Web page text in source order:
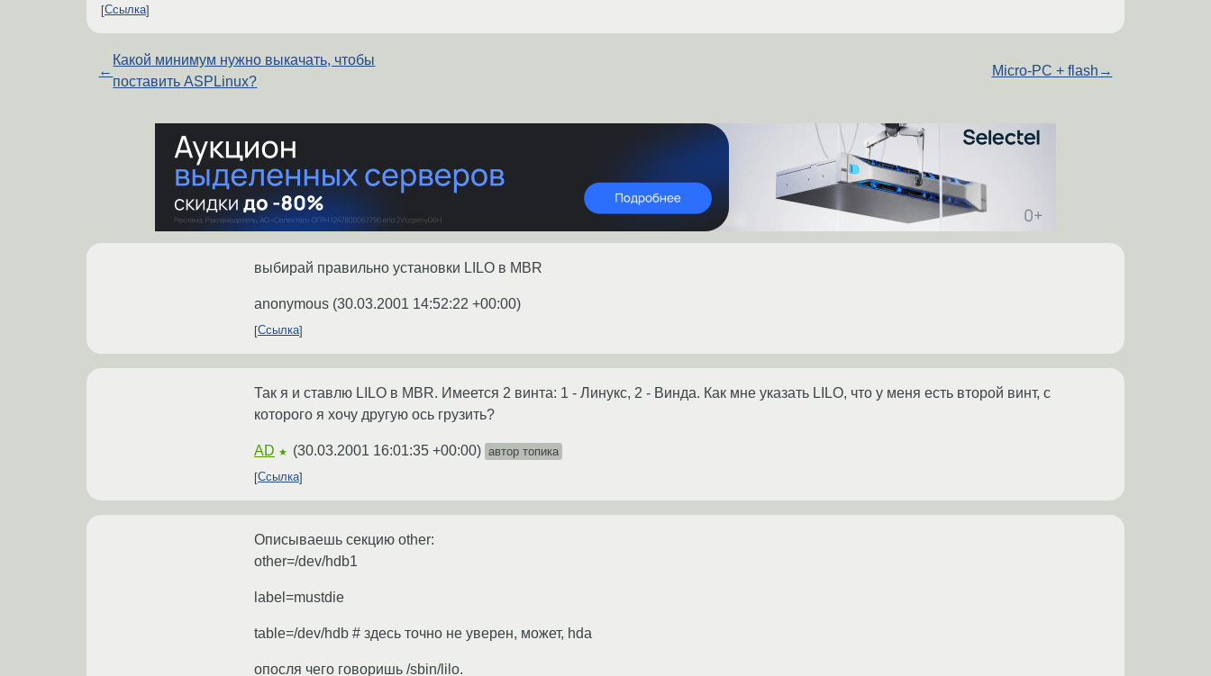
Ссылка
←
Какой минимум нужно выкачать, чтобы
поставить ASPLinux?
Micro-PC + flash →
выбирай правильно установки LILO в MBR
anonymous (30.03.2001 14:52:22 +00:00)
Ссылка
Так я и ставлю LILO в MBR. Имеется 2 винта: 1 - Линукс, 2 - Винда. Как мне указать LILO, что у меня есть второй винт, с
которого я хочу другую ось грузить?
AD ★ (30.03.2001 16:01:35 +00:00) автор топика
Ссылка
Описываешь секцию other:
other=/dev/hdb1
label=mustdie
table=/dev/hdb # здесь точно не уверен, может, hda
опосля чего говоришь /sbin/lilo.